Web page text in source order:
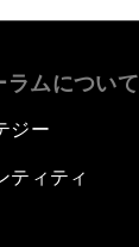
ラムについて
ジー
ティティ